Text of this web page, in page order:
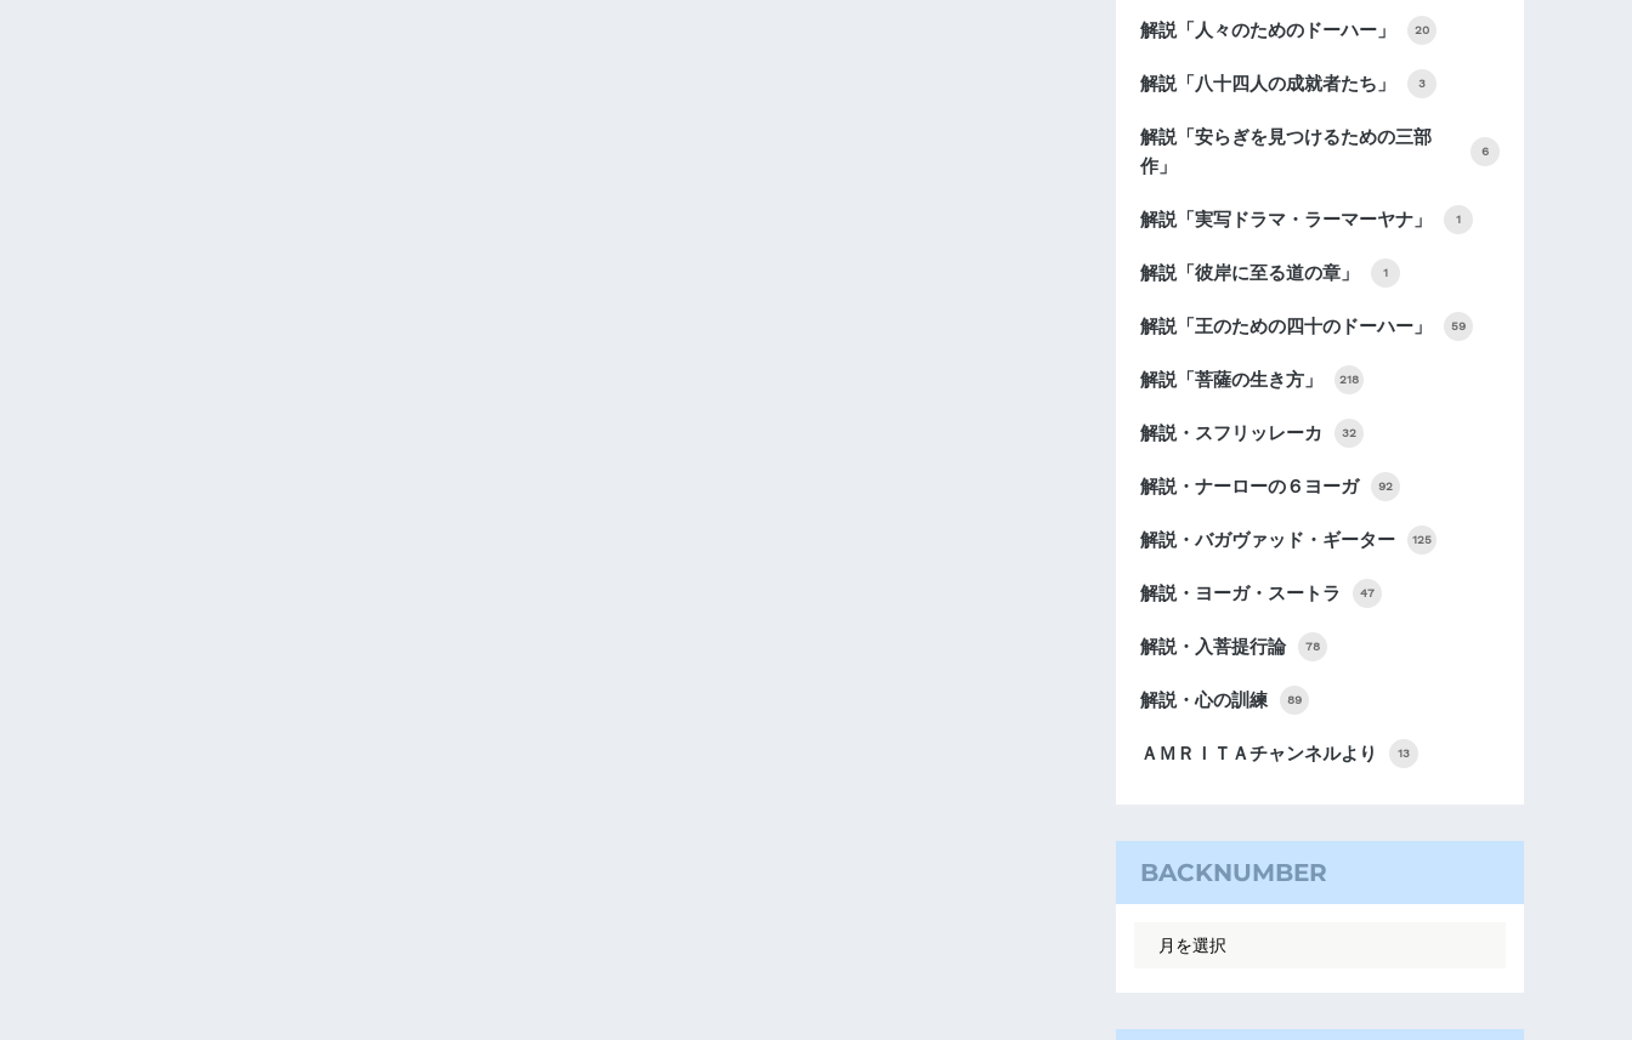
解説「人々のためのドーハー」 20
解説「八十四人の成就者たち」 3
解説「安らぎを見つけるための三部
作」
6
解説「実写ドラマ・ラーマーヤナ」 1
解説「彼岸に至る道の章」 1
解説「王のための四十のドーハー」 59
解説「菩薩の生き方」 218
解説・スフリッレーカ 32
解説・ナーローの６ヨーガ 92
解説・バガヴァッド・ギーター 125
解説・ヨーガ・スートラ 47
解説・入菩提行論 78
解説・心の訓練 89
ＡＭＲＩＴＡチャンネルより 13
BACKNUMBER